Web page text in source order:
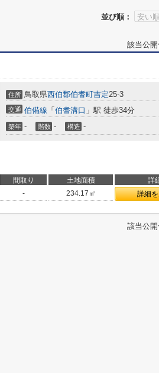
並び順：
該当公
住所 鳥取県西伯郡伯耆町吉定25-3
交通 伯備線 「 伯耆溝口 」駅 徒歩34分
築年 - 階数 - 構造 -
間取り 土地面積 詳
- 234.17㎡ 詳細
該当公